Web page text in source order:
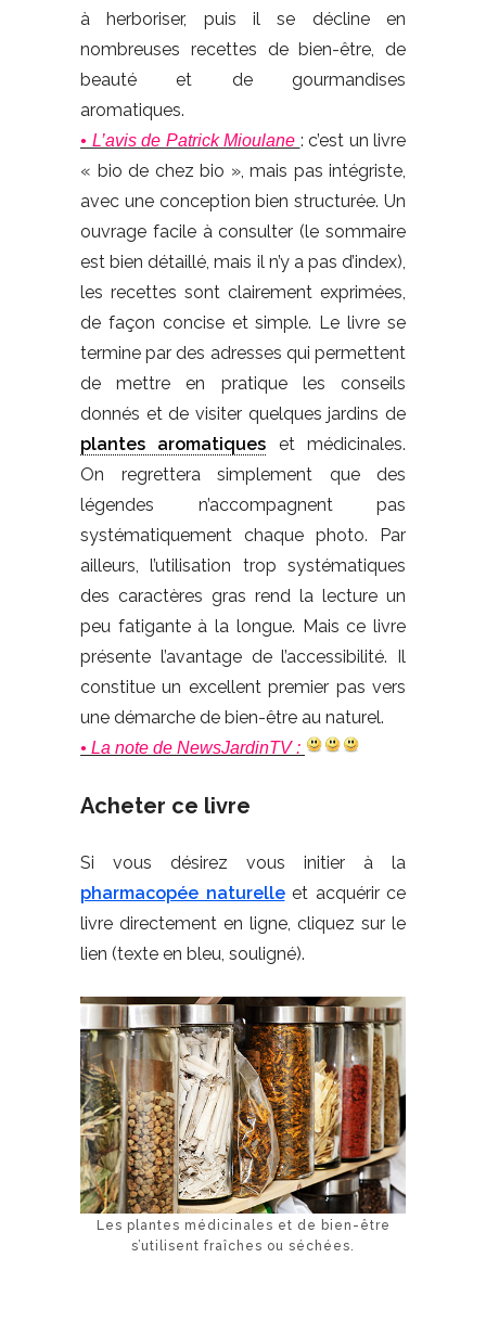
à herboriser, puis il se décline en
nombreuses recettes de bien-être, de
beauté et de gourmandises
aromatiques.
• L’avis de Patrick Mioulane : c’est un livre
« bio de chez bio », mais pas intégriste,
avec une conception bien structurée. Un
ouvrage facile à consulter (le sommaire
est bien détaillé, mais il n’y a pas d’index),
les recettes sont clairement exprimées,
de façon concise et simple. Le livre se
termine par des adresses qui permettent
de mettre en pratique les conseils
donnés et de visiter quelques jardins de
plantes aromatiques et médicinales.
On regrettera simplement que des
légendes n’accompagnent pas
systématiquement chaque photo. Par
ailleurs, l’utilisation trop systématiques
des caractères gras rend la lecture un
peu fatigante à la longue. Mais ce livre
présente l’avantage de l’accessibilité. Il
constitue un excellent premier pas vers
une démarche de bien-être au naturel.
• La note de NewsJardinTV :
Acheter ce livre
Si vous désirez vous initier à la
pharmacopée naturelleet acquérir ce
livre directement en ligne, cliquez sur le
lien (texte en bleu, souligné).
Les plantes médicinales et de bien-être
s’utilisent fraîches ou séchées.